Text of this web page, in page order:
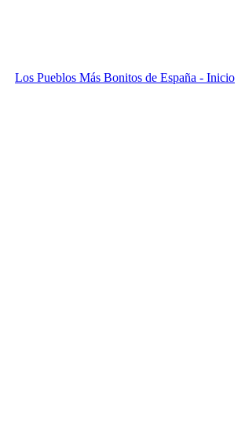
Los Pueblos Más Bonitos de España - Inicio